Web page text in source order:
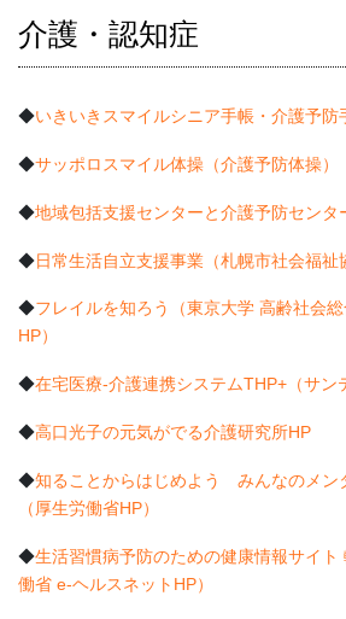
介護・認知症
◆いきいきスマイルシニア手帳・介護予防
◆サッポロスマイル体操（介護予防体操）
◆地域包括支援センターと介護予防センタ
◆日常生活自立支援事業（札幌市社会福祉
◆フレイルを知ろう（東京大学 高齢社会
HP）
◆在宅医療-介護連携システムTHP+（サン
◆高口光子の元気がでる介護研究所HP
◆知ることからはじめよう みんなのメ
（厚生労働省HP）
◆生活習慣病予防のための健康情報サイト
働省 e-ヘルスネットHP）